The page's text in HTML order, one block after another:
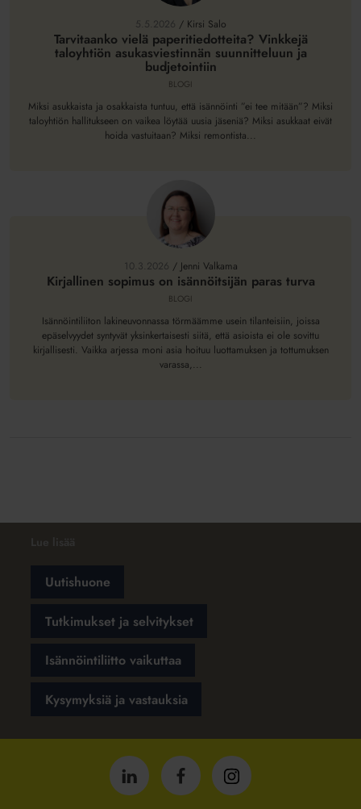
budjetointiin
5.5.2026 / Kirsi Salo
Tarvitaanko vielä paperitiedotteita? Vinkkejä
taloyhtiön asukasviestinnän suunnitteluun ja
budjetointiin
BLOGI
Miksi asukkaista ja osakkaista tuntuu, että isännöinti ”ei tee mitään”? Miksi
taloyhtiön hallitukseen on vaikea löytää uusia jäseniä? Miksi asukkaat eivät
hoida vastuitaan? Miksi remontista...
isännöitsijän
10.3.2026 / Jenni Valkama
Kirjallinen sopimus on isännöitsijän paras turva
BLOGI
Isännöintiliiton lakineuvonnassa törmäämme usein tilanteisiin, joissa
epäselvyydet syntyvät yksinkertaisesti siitä, että asioista ei ole sovittu
kirjallisesti. Vaikka arjessa moni asia hoituu luottamuksen ja tottumuksen
varassa,...
Uutishuone
Tutkimukset ja selvitykset
Isännöintiliitto vaikuttaa
Kysymyksiä ja vastauksia
Isännöintiliitto
LinkedInissä
Isännöintiliitto
Facebookissa
Isännöintiliitto
Instagrammissa